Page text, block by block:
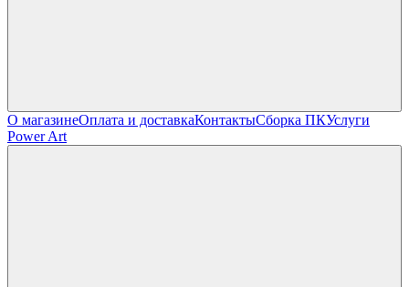
О магазинеОплата и доставкаКонтактыСборка ПКУслуги
Power Art